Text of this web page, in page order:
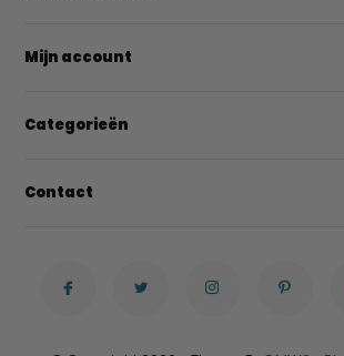
Mijn account
Categorieën
Contact